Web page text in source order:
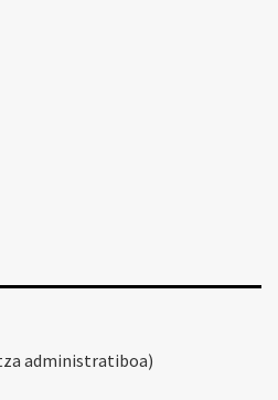
administratiboa)